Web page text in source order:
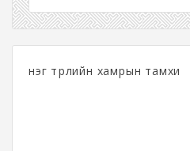
нэг төрлийн хамрын тамхи